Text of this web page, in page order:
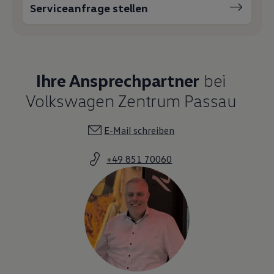
Magazin
Pannen- und Unfallhilfe
Volkswagen Kundenbetreuung
Serviceanfrage stellen
Ihre Ansprechpartner bei
Volkswagen Zentrum Passau
E-Mail schreiben
+49 851 70060